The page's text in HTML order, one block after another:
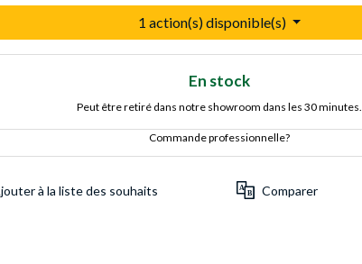
1 action(s) disponible(s)
En stock
Peut être retiré dans notre showroom dans les 30 minutes.
Commande professionnelle?
à la liste des souhaits Comparer